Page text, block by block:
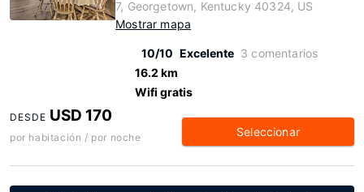
7, Georgetown, Kentucky 40324, US
Mostrar mapa
10/10 Excelente 3 comentarios
16.2 km
Wifi gratis
DESDE USD 170
por habitación / por noche Seleccionar